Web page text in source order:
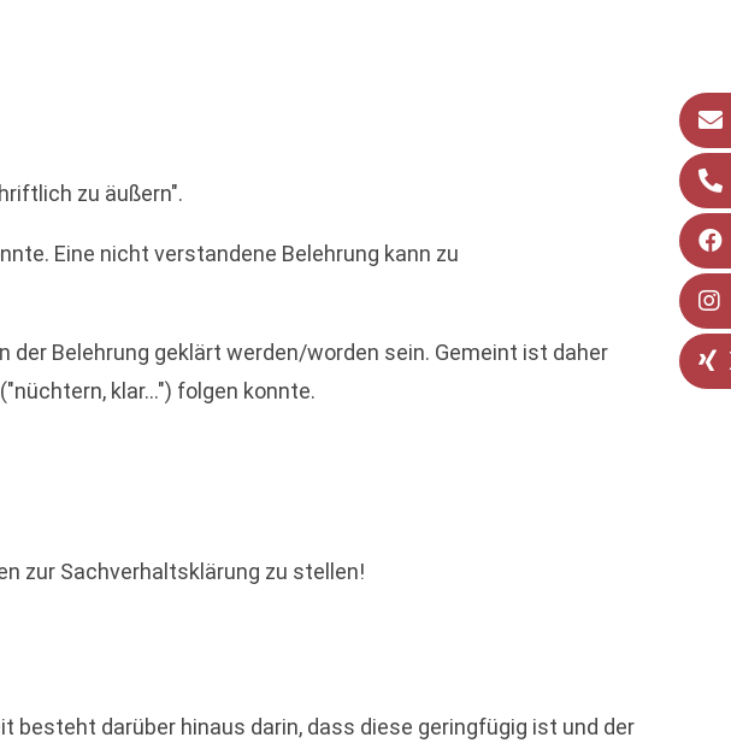
zu äußern".
Eine nicht verstandene Belehrung kann zu
Belehrung geklärt werden/worden sein. Gemeint ist daher
klar...") folgen konnte.
zur Sachverhaltsklärung zu stellen!
besteht darüber hinaus darin, dass diese geringfügig ist und der